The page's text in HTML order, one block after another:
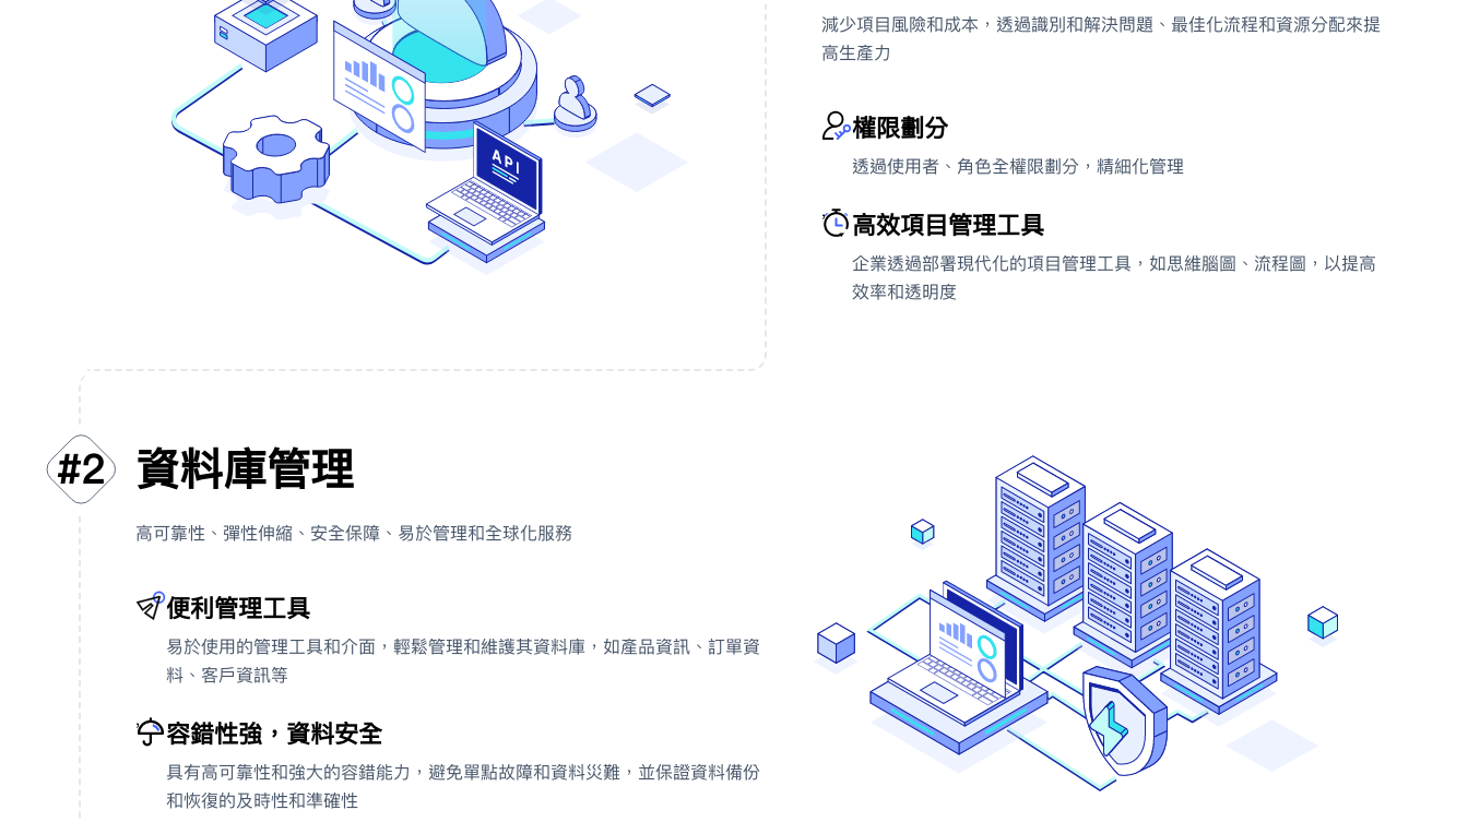
減少項目風險和成本，透過識別和解決問題、最佳化流程和資源分配來提
高生產力
權限劃分
透過使用者、角色全權限劃分，精細化管理
' 高效項目管理工具
企業透過部署現代化的項目管理工具，如思維腦圖、流程圖，以提高
效率和透明度
資料庫管理
#2
高可靠性、彈性伸縮、安全保障、易於管理和全球化服務
便利管理工具
易於使用的管理工具和介面，輕鬆管理和維護其資料庫，如產品資訊、訂單資
料、客戶資訊等
' 容錯性強，資料安全
具有高可靠性和強大的容錯能力，避免單點故障和資料災難，並保證資料備份
和恢復的及時性和準確性